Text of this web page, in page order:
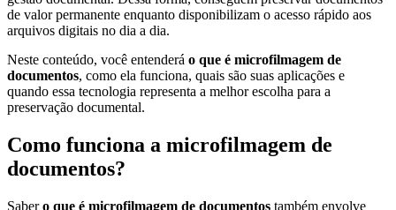
C.O.L.D
Cases
CENTRALINF
Somos
Unidades
Nossas
de valor permanente enquanto disponibilizam o acesso rápido aos
arquivos digitais no dia a dia.
Neste conteúdo, você entenderá o que é microfilmagem de
documentos, como ela funciona, quais são suas aplicações e
quando essa tecnologia representa a melhor escolha para a
preservação documental.
Como funciona a microfilmagem de
documentos?
Sabero que é microfilmagem de documentos também envolve